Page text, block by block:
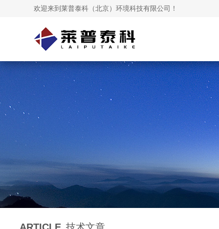
欢迎来到莱普泰科（北京）环境科技有限公司！